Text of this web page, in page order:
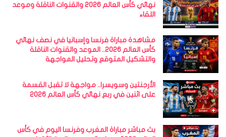
نهائي كأس العالم 2026 والقنوات الناقلة وموعد
اللقاء
مشاهدة مباراة فرنسا وإسبانيا في نصف نهائي
كأس العالم 2026.. الموعد والقنوات الناقلة
والتشكيل المتوقع وتحليل المواجهة
الأرجنتين وسويسرا.. مواجهة لا تقبل القسمة
على اثنين في ربع نهائي كأس العالم 2026
بث مباشر مباراة المغرب وفرنسا اليوم في كأس